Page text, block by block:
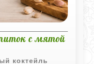
с мятой
коктейль